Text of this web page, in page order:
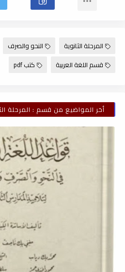
المرحلة الثانوية النحو والصرف
قسم اللغة العربية
كتب pdf
أخر المواضيع من قسم : المرحلة